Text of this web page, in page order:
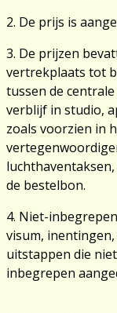
2. De prijs is
3. De prijzen
vertrekplaats tot
tussen de
verblijf in studio,
zoals voorzien in
de bestelbon.
4. Niet-
visum,
uitstappen die
inbegrepen